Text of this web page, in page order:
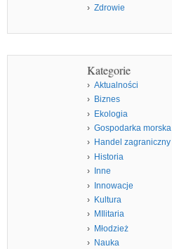
Zdrowie
Kategorie
Aktualności
Biznes
Ekologia
Gospodarka morska
Handel zagraniczny
Historia
Inne
Innowacje
Kultura
MIlitaria
Młodzież
Nauka